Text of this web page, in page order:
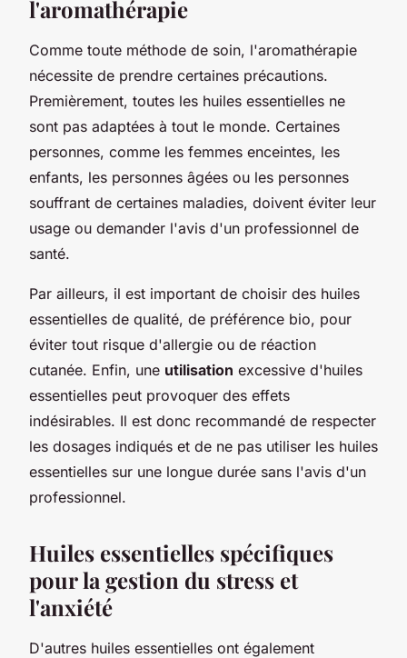
l'aromathérapie
Comme toute méthode de soin, l'aromathérapie
nécessite de prendre certaines précautions.
Premièrement, toutes les huiles essentielles ne
sont pas adaptées à tout le monde. Certaines
personnes, comme les femmes enceintes, les
enfants, les personnes âgées ou les personnes
souffrant de certaines maladies, doivent éviter leur
usage ou demander l'avis d'un professionnel de
santé.
Par ailleurs, il est important de choisir des huiles
essentielles de qualité, de préférence bio, pour
éviter tout risque d'allergie ou de réaction
cutanée. Enfin, une utilisation excessive d'huiles
essentielles peut provoquer des effets
indésirables. Il est donc recommandé de respecter
les dosages indiqués et de ne pas utiliser les huiles
essentielles sur une longue durée sans l'avis d'un
professionnel.
Huiles essentielles spécifiques
pour la gestion du stress et
l'anxiété
D'autres huiles essentielles ont également